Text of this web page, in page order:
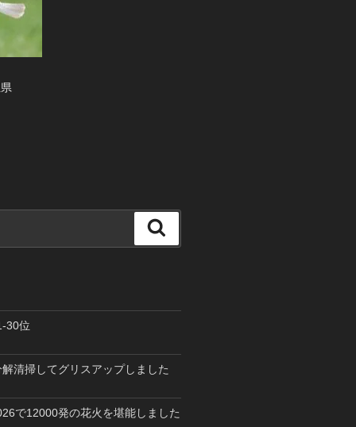
索
30位
清掃してグリスアップしました
で12000発の花火を堪能しました